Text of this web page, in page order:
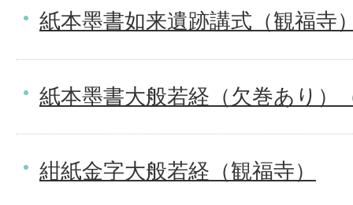
紙本墨書如来遺跡講式（観福寺
紙本墨書大般若経（欠巻あり）
紺紙金字大般若経（観福寺）